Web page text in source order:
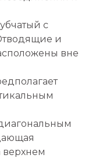
с
и
вне
верхнем